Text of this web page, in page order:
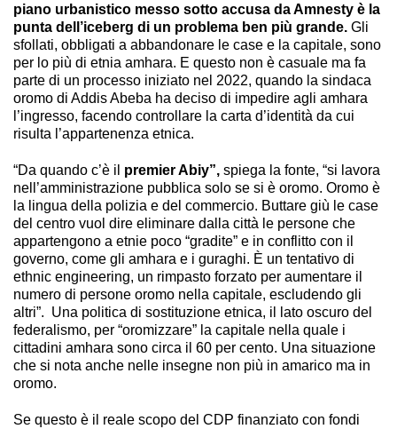
piano urbanistico messo sotto accusa da Amnesty è la
punta dell’iceberg di un problema ben più grande. Gli
sfollati, obbligati a abbandonare le case e la capitale, sono
per lo più di etnia amhara. E questo non è casuale ma fa
parte di un processo iniziato nel 2022, quando la sindaca
oromo di Addis Abeba ha deciso di impedire agli amhara
l’ingresso, facendo controllare la carta d’identità da cui
risulta l’appartenenza etnica.
“Da quando c’è il premier Abiy”, spiega la fonte, “si lavora
nell’amministrazione pubblica solo se si è oromo. Oromo è
la lingua della polizia e del commercio. Buttare giù le case
del centro vuol dire eliminare dalla città le persone che
appartengono a etnie poco “gradite” e in conflitto con il
governo, come gli amhara e i guraghi. È un tentativo di
ethnic engineering, un rimpasto forzato per aumentare il
numero di persone oromo nella capitale, escludendo gli
altri”. Una politica di sostituzione etnica, il lato oscuro del
federalismo, per “oromizzare” la capitale nella quale i
cittadini amhara sono circa il 60 per cento. Una situazione
che si nota anche nelle insegne non più in amarico ma in
oromo.
Se questo è il reale scopo del CDP finanziato con fondi